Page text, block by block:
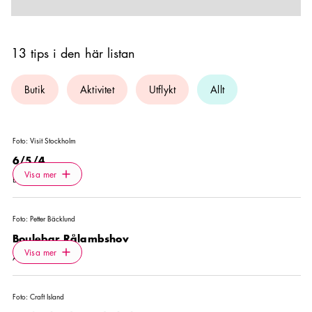
13 tips i den här listan
Butik Aktivitet Utflykt Allt
Foto: Visit Stockholm
6/5/4
BUTIK
Visa mer Icon.plusAltText
Visa mer
Foto: Petter Bäcklund
Boulebar Rålambshov
AKTIVITET
Visa mer Icon.plusAltText
Visa mer
Foto: Craft Island